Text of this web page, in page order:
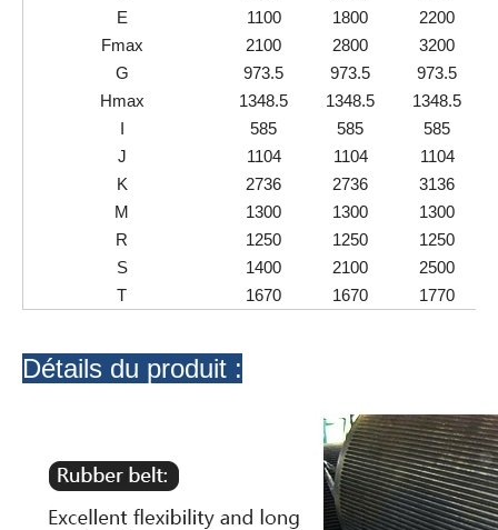
E
1100 1800
2200
Fmax
2100 2800
3200
G
973.5 973.5
973.5
Hmax
1348.5 1348.5
1348.5
I
585 585
585
J
1104 1104
1104
K
2736 2736
3136
M
1300 1300
1300
R
1250 1250
1250
S
1400 2100
2500
T
1670 1670 1770
Détails du produit :